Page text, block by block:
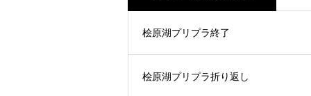
桧原湖プリプラ終了
桧原湖プリプラ折り返し